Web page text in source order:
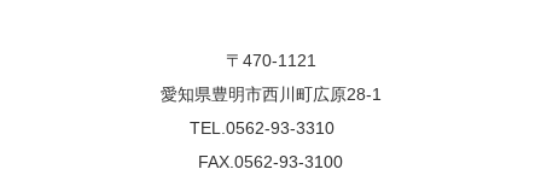
〒470-1121
愛知県豊明市西川町広原28-1
TEL.0562-93-3310
FAX.0562-93-3100